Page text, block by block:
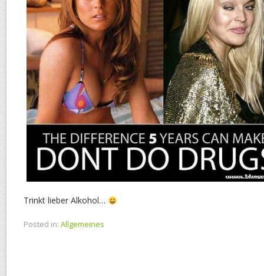
Trinkt lieber Alkohol…
Posted in: Allgemeines